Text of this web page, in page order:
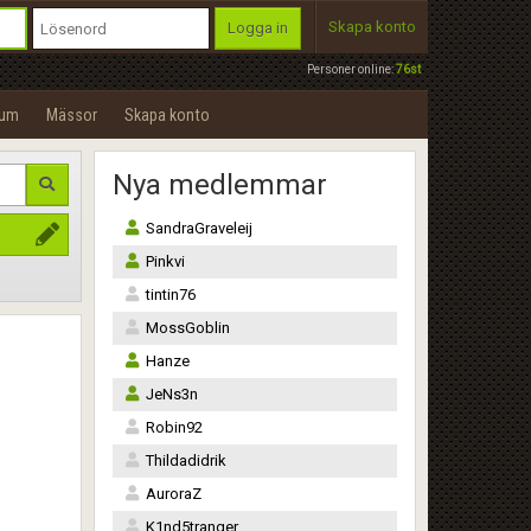
Personer online:76st
Logga in Skapa konto
Mässor Skapa konto
Nya medlemmar
SandraGraveleij
Pinkvi
tintin76
MossGoblin
Hanze
JeNs3n
Robin92
Thildadidrik
AuroraZ
K1nd5tranger